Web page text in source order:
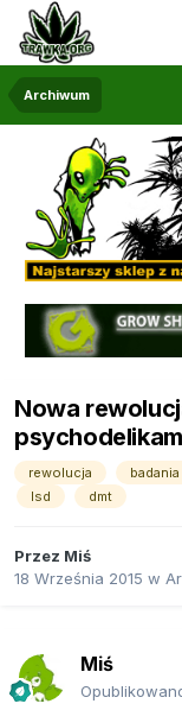
Archiwum
Nowa
rewolucja badania
lsd
dmt
Przez Miś
18 Września 2015 w
Miś